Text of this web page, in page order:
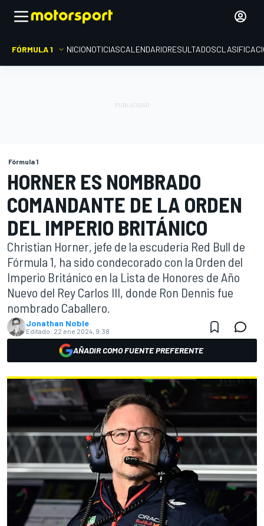
FÓRMULA 1 INICIONOTICIASCALENDARIORESULTADOS
Fórmula 1
HORNER ES NOMBRADO
COMANDANTE DE LA ORDEN
DEL IMPERIO BRITÁNICO
Christian Horner, jefe de la escudería Red Bull de
Fórmula 1, ha sido condecorado con la Orden del
Imperio Británico en la Lista de Honores de Año
Nuevo del Rey Carlos III, donde Ron Dennis fue
nombrado Caballero.
Jonathan Noble
Editado: 22 ene 2024, 9:38
AÑADIR COMO FUENTE PREFERENTE